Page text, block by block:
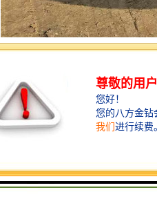
衡水水泥管：厂家的
衡水水泥管由厂家生产，拥有完善